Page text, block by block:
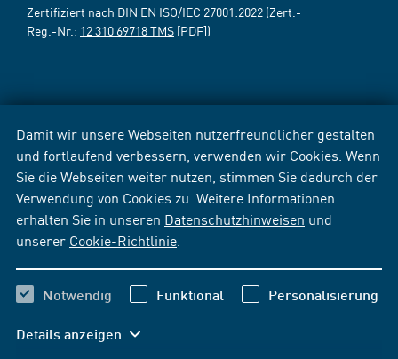
Damit wir unsere Webseiten nutzerfreundlicher gestalten
und fortlaufend verbessern, verwenden wir Cookies. Wenn
Sie die Webseiten weiter nutzen, stimmen Sie dadurch der
Verwendung von Cookies zu. Weitere Informationen
erhalten Sie in unseren Datenschutzhinweisen und
unserer Cookie-Richtlinie
Notwendig Funktional Personalisierung
Details anzeigen
Zertifiziert nach DIN EN ISO/IEC 27001:2022 (Zert.-
Reg.-Nr.: 12 310 69718 TMS [PDF])